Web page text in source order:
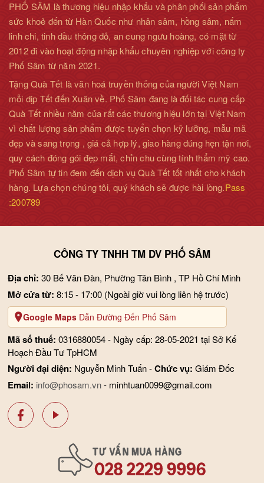
PHỐ SÂM là thương hiệu nhập khẩu và phân phối sản phẩm
sức khoẻ đến từ Hàn Quốc như nhân sâm, hồng sâm, nấm
linh chi, tinh dầu thông đỏ, an cung ngưu hoàng, có mặt từ
2012 đi vào hoạt động nhập khẩu chuyên nghiệp với công ty
Phố Sâm từ năm 2021.
Tặng Quà Tết là văn hoá truyền thống của người Việt Nam
mỗi dịp Tết đến Xuân về. Phố Sâm đang là đối tác cung cấp
Quà Tết nhiều năm của rất các thương hiệu lớn tại Việt Nam
vì chất lượng sản phẩm được tuyển chọn kỹ lưỡng, mẫu mã
đẹp và sang trọng , giá cả hợp lý, giao hàng đúng hẹn tận nơi,
quy cách đóng gói đẹp mắt, chỉn chu cùng tính thẩm mỹ cao.
Phố Sâm tự tin đem đến dịch vụ Quà Tết tốt nhất cho khách
hàng. Lựa chọn chúng tôi, quý khách sẽ được hài lòng.Pass
:200789
CÔNG TY TNHH TM DV PHỐ SÂM
Địa chỉ: 30 Bế Văn Đàn, Phường Tân Bình , TP Hồ Chí Minh
Mở cửa từ:8:15 - 17:00 (Ngoài giờ vui lòng liên hệ trước)
Google Maps Dẫn Đường Đến Phố Sâm
Mã số thuế: 0316880054 - Ngày cấp: 28-05-2021 tại Sở Kế
Hoạch Đầu Tư TpHCM
Người đại diện: Nguyễn Minh Tuấn -Chức vụ: Giám Đốc
Email: info@phosam.vn- minhtuan0099@gmail.com